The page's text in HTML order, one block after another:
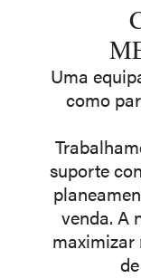
Uma
como
suporte
venda. A
maximizar